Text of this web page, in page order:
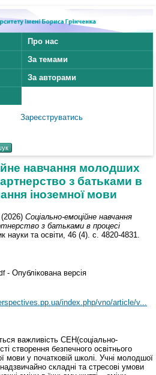
Про нас
За темами
За авторами
Зареєструватись
навчання молодших
з батьками в
іноземної мови
(2026) Соціально-емоційне навчання
з батьками в процесі
науки та освіти, 46 (4). с. 4820-4831.
- Опублікована версія
index.php/vno/article/v...
важливість СЕН(соціально-
створення безпечного освітнього
мови у початковій школі. Учні молодшої
складні та стресові умови